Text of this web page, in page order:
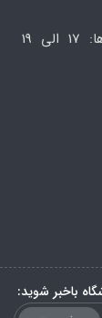
باخبر شوید: